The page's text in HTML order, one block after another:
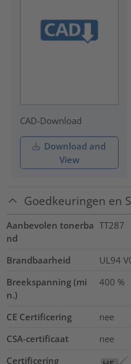
CAD-Download
Download and
View
Goedkeuringen en
Aanbevolen tonerba
nd
TT287
Brandbaarheid
UL94
Breekspanning (mi
n.)
400 %
CE Certificering
nee
CSA-certificaat
nee
Certificering